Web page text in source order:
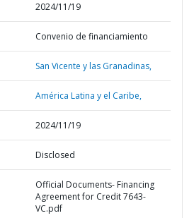
2024/11/19
Convenio de financiamiento
San Vicente y las Granadinas,
América Latina y el Caribe,
2024/11/19
Disclosed
Official Documents- Financing
Agreement for Credit 7643-
VC.pdf